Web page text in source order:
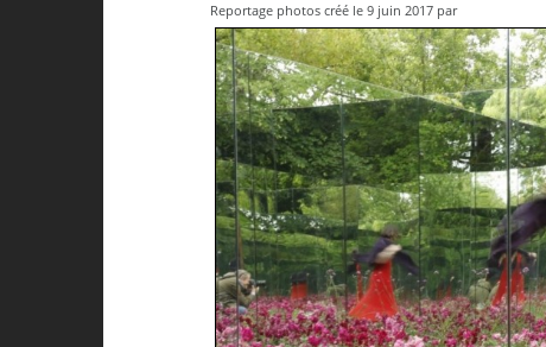
Reportage photos créé le 9 juin 2017 par